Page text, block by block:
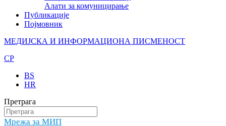
Алати за комуницирање
Публикације
Појмовник
МЕДИЈСКА И ИНФОРМАЦИОНА ПИСМЕНОСТ
CP
BS
HR
Претрага
Мрежа за МИП